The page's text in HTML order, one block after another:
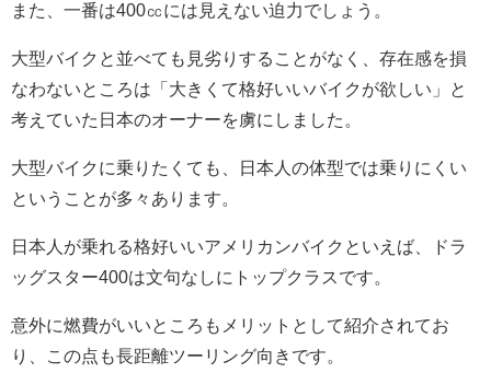
また、一番は400㏄には見えない迫力でしょう。
大型バイクと並べても見劣りすることがなく、存在感を損
なわないところは「大きくて格好いいバイクが欲しい」と
考えていた日本のオーナーを虜にしました。
大型バイクに乗りたくても、日本人の体型では乗りにくい
ということが多々あります。
日本人が乗れる格好いいアメリカンバイクといえば、ドラ
ッグスター400は文句なしにトップクラスです。
意外に燃費がいいところもメリットとして紹介されてお
り、この点も長距離ツーリング向きです。